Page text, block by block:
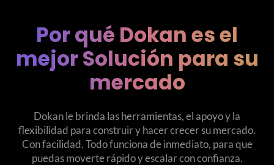
Por qué Dokan es el
mejorSolución para su
mercado
Dokan le brinda las herramientas, el apoyo y la
flexibilidad para construir y hacer crecer su mercado.
Con facilidad. Todo funciona de inmediato, para que
puedas moverte rápido y escalar con confianza.